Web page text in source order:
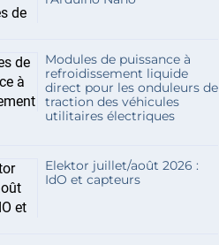
Modules de puissance à
refroidissement liquide
direct pour les onduleurs de
traction des véhicules
utilitaires électriques
Elektor juillet/août 2026 :
IdO et capteurs